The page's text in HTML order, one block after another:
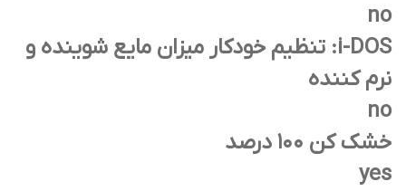
no
i-DOS: تنظیم خودکار میزان مایع شوینده و
نرم کننده
no
خشک کن 100 درصد
yes